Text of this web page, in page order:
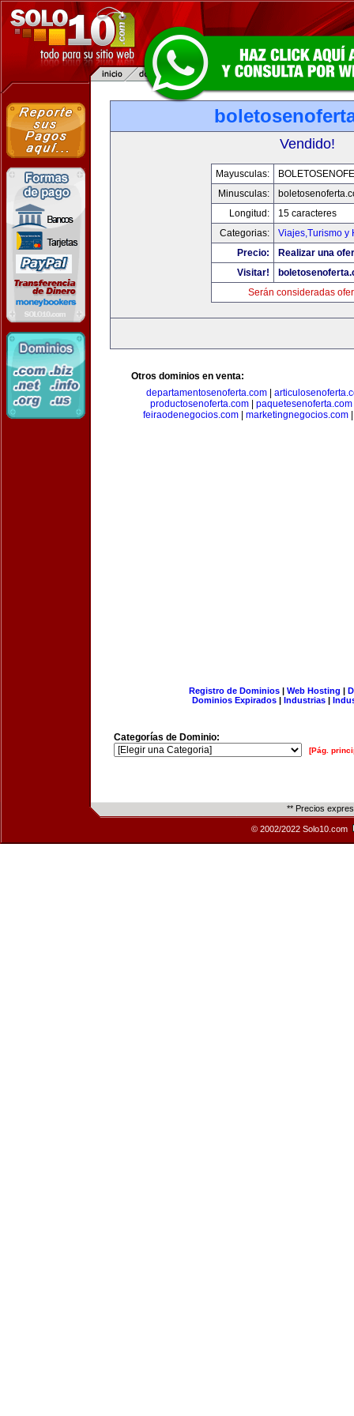
Vendido!
Mayusculas:
Minusculas:
Longitud:
15 caracteres
Categorias:
Viajes,Turismo y
Precio:
Realizar una
Visitar!
Serán consideradas
Otros dominios en venta:
departamentosenoferta.com
productosenoferta.com| paquetesenoferta.com
feiraodenegocios.com
marketingnegocios.com
Registro de Dominios| Web Hosting |
Dominios Expirados | Industrias |
Categorías de Dominio:
[Pág.
** Precios
© 2002/2022 Solo10.com